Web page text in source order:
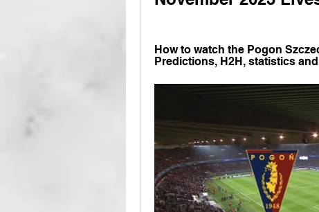
How to watch the Pogon
Predictions, H2H, statistics